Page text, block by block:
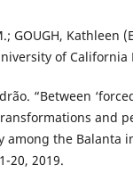
GOUGH, Kathleen
of California
“Between
and
among the Balanta
20, 2019.